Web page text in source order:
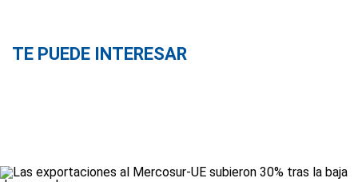
TE PUEDE INTERESAR